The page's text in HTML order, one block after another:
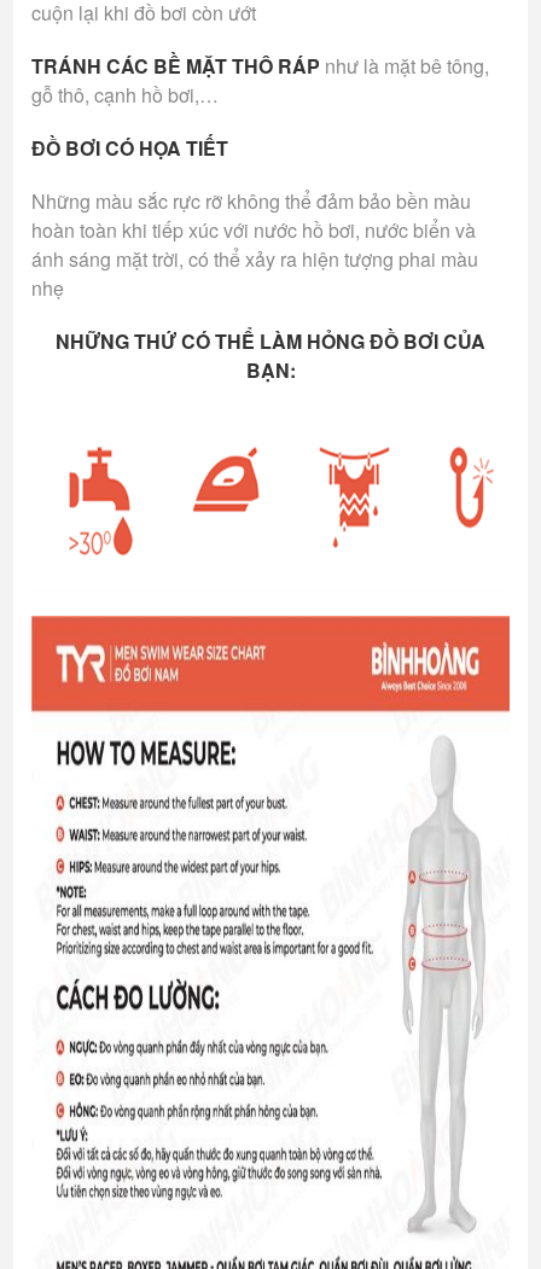
cuộn lại khi đồ bơi còn ướt
TRÁNH CÁC BỀ MẶT THÔ RÁP như là mặt bê tông,
gỗ thô, cạnh hồ bơi,…
ĐỒ BƠI CÓ HỌA TIẾT
Những màu sắc rực rỡ không thể đảm bảo bền màu
hoàn toàn khi tiếp xúc với nước hồ bơi, nước biển và
ánh sáng mặt trời, có thể xảy ra hiện tượng phai màu
nhẹ
NHỮNG THỨ CÓ THỂ LÀM HỎNG ĐỒ BƠI CỦA
BẠN: